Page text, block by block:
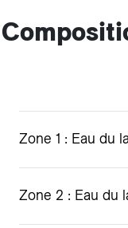
Zone 1 : Eau du
Zone 2 : Eau du